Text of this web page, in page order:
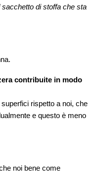
di stoffa che sta
contribuite in modo
rispetto a noi, che
e questo è meno
noi bene come